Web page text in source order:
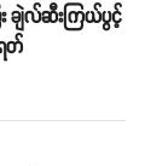
ချဲလ်ဆီးကြယ်ပွင့်
တ်